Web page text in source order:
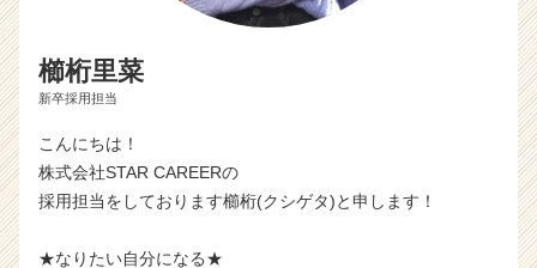
櫛桁里菜
新卒採用担当
こんにちは！
株式会社STAR CAREERの
採用担当をしております櫛桁(クシゲタ)と申します！
★なりたい自分になる★